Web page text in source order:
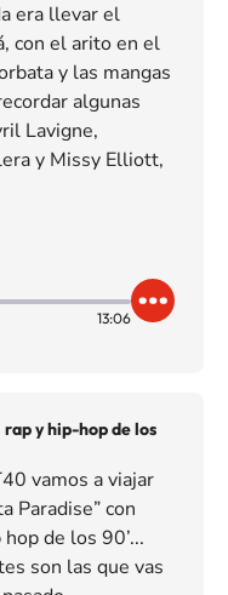
era llevar el
con el arito en el
y las mangas
algunas
Lavigne,
y Missy Elliott,
13:06
y hip-hop de los
vamos a viajar
Paradise” con
de los 90’...
son las que vas